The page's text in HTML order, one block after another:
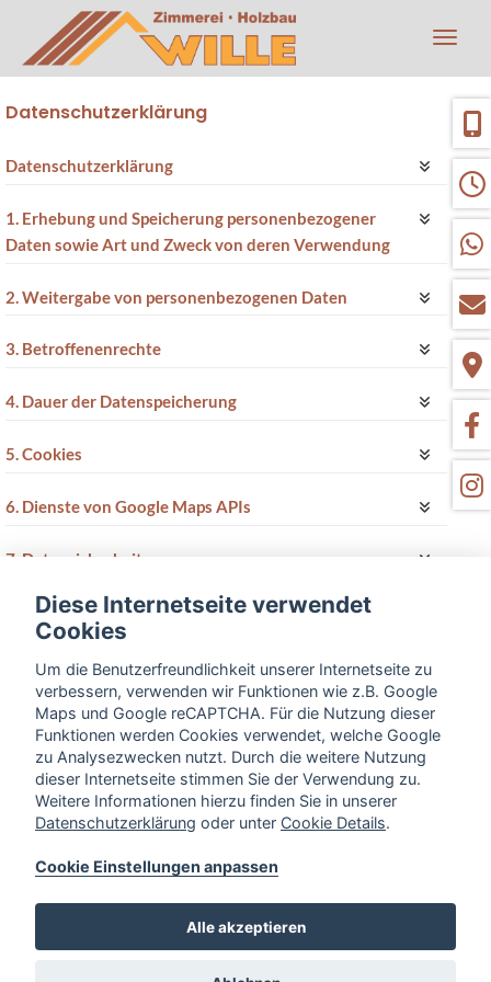
Datenschutzerklärung
Datenschutzerklärung
1. Erhebung und Speicherung personenbezogener
Daten sowie Art und Zweck von deren Verwendung
2. Weitergabe von personenbezogenen Daten
3. Betroffenenrechte
4. Dauer der Datenspeicherung
5. Cookies
6. Dienste von Google Maps APIs
7. Datensicherheit
8. Aktualität und Änderung dieser
Datenschutzerklärung
9. Name und Kontaktdaten des für die Verarbeitung
Verantwortlichen sowie des
Datenschutzbeauftragten
10. Meta Pixel
Diese Internetseite verwendet
Cookies
Um die Benutzerfreundlichkeit unserer Internetseite zu
verbessern, verwenden wir Funktionen wie z.B. Google
Maps und Google reCAPTCHA. Für die Nutzung dieser
Funktionen werden Cookies verwendet, welche Google
zu Analysezwecken nutzt. Durch die weitere Nutzung
dieser Internetseite stimmen Sie der Verwendung zu.
Weitere Informationen hierzu finden Sie in unserer
Datenschutzerklärung oder unter Cookie Details.
Cookie Einstellungen anpassen
Alle akzeptieren